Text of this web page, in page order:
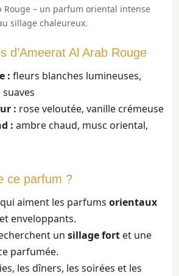
Rouge – un parfum oriental intense
sillage chaleureux.
d’Ameerat Al Arab Rouge
: fleurs blanches lumineuses,
: rose veloutée, vanille crémeuse
: ambre chaud, musc oriental,
ce parfum ?
aiment les parfumsorientaux
et enveloppants.
unsillage fort et une
parfumée.
les dîners, les soirées et les